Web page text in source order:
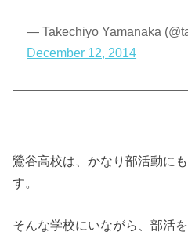
— Takechiyo Yamanaka
December 12, 2014
鶯谷高校は、かなり部活動に
す。
そんな学校にいながら、部活